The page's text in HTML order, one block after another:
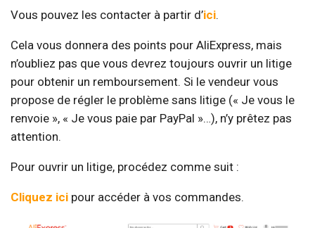
Vous pouvez les contacter à partir d’ici.
Cela vous donnera des points pour AliExpress, mais
n’oubliez pas que vous devrez toujours ouvrir un litige
pour obtenir un remboursement. Si le vendeur vous
propose de régler le problème sans litige (« Je vous le
renvoie », « Je vous paie par PayPal »…), n’y prêtez pas
attention.
Pour ouvrir un litige, procédez comme suit :
Cliquez ici pour accéder à vos commandes.